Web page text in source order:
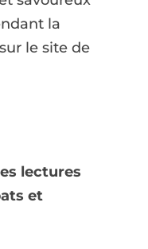
la
le site de
lectures
et